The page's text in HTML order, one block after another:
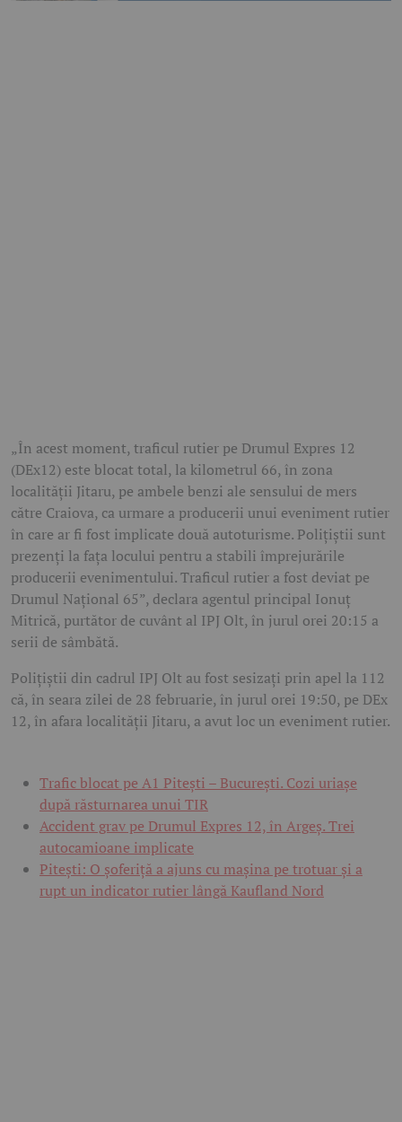
„În acest moment, traficul rutier pe Drumul Expres 12
(DEx12) este blocat total, la kilometrul 66, în zona
localității Jitaru, pe ambele benzi ale sensului de mers
către Craiova, ca urmare a producerii unui eveniment rutier
în care ar fi fost implicate două autoturisme. Polițiștii sunt
prezenți la fața locului pentru a stabili împrejurările
producerii evenimentului. Traficul rutier a fost deviat pe
Drumul Național 65”, declara agentul principal Ionuț
Mitrică, purtător de cuvânt al IPJ Olt, în jurul orei 20:15 a
serii de sâmbătă.
Polițiștii din cadrul IPJ Olt au fost sesizați prin apel la 112
că, în seara zilei de 28 februarie, în jurul orei 19:50, pe DEx
12, în afara localității Jitaru, a avut loc un eveniment rutier.
Trafic blocat pe A1 Pitești – București. Cozi uriașe
după răsturnarea unui TIR
Accident grav pe Drumul Expres 12, în Argeș. Trei
autocamioane implicate
Pitești: O șoferiță a ajuns cu mașina pe trotuar și a
rupt un indicator rutier lângă Kaufland Nord